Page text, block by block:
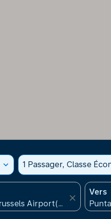
expand_more 1 Passager, Classe
close
Vers